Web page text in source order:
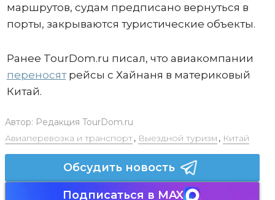
маршрутов, судам предписано вернуться в
порты, закрываются туристические объекты.
Ранее TourDom.ru писал, что авиакомпании
переносятрейсы с Хайнаня в материковый
Китай.
Автор: Редакция TourDom.ru
Авиаперевозка и транспорт, Выездной туризм , Китай
Обсудить новость
Подписаться в MAX